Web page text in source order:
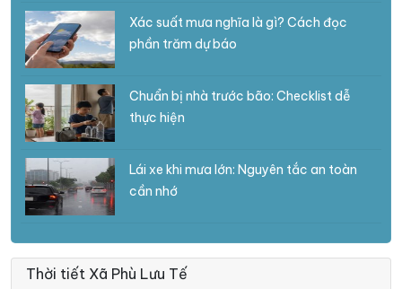
Xác suất mưa nghĩa là gì? Cách đọc
phần trăm dự báo
Chuẩn bị nhà trước bão: Checklist dễ
thực hiện
Lái xe khi mưa lớn: Nguyên tắc an toàn
cần nhớ
Thời tiết Xã Phù Lưu Tế